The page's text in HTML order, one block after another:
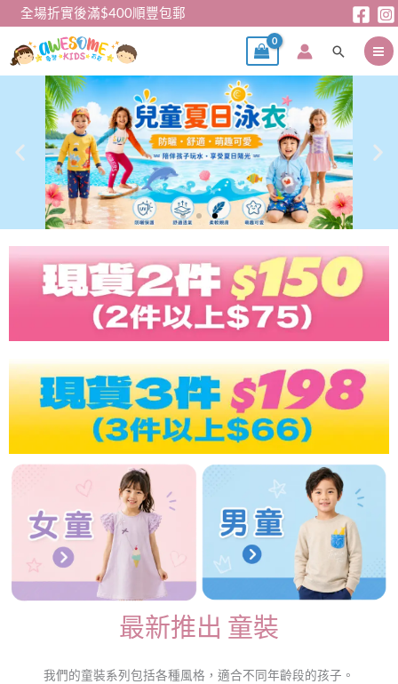
要
全場折實後滿$400順豐包郵
搜
尋
最新推出 童裝
我們的童裝系列包括各種風格，適合不同年齡段的孩子。